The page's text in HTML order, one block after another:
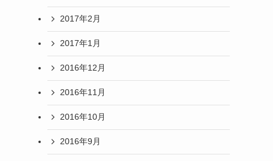
2017年2月
2017年1月
2016年12月
2016年11月
2016年10月
2016年9月